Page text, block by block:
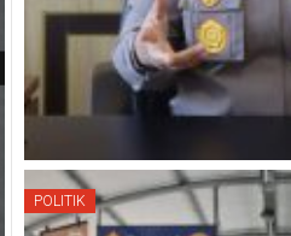
POLITIK